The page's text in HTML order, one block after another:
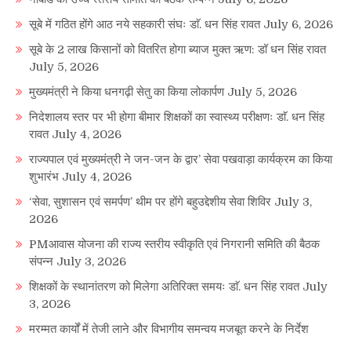
सूबे में गठित होंगे आठ नये सहकारी संघः डाॅ. धन सिंह रावत July 6, 2026
सूबे के 2 लाख किसानों को वितरित होगा ब्याज मुक्त ऋण: डॉ धन सिंह रावत
July 5, 2026
मुख्यमंत्री ने किया धनगढ़ी सेतु का किया लोकार्पण July 5, 2026
निदेशालय स्तर पर भी होगा बीमार शिक्षकों का स्वास्थ्य परीक्षणः डाॅ. धन सिंह
रावत July 4, 2026
राज्यपाल एवं मुख्यमंत्री ने जन-जन के द्वार’ सेवा पखवाड़ा कार्यक्रम का किया
शुभारंभ July 4, 2026
‘सेवा, सुशासन एवं समर्पण’ थीम पर होंगे बहुउद्देशीय सेवा शिविर July 3,
2026
PMआवास योजना की राज्य स्तरीय स्वीकृति एवं निगरानी समिति की बैठक
संपन्न July 3, 2026
शिक्षकों के स्थानांतरण को मिलेगा अतिरिक्त समयः डाॅ. धन सिंह रावत July
3, 2026
मरम्मत कार्यों में तेजी लाने और विभागीय समन्वय मजबूत करने के निर्देश